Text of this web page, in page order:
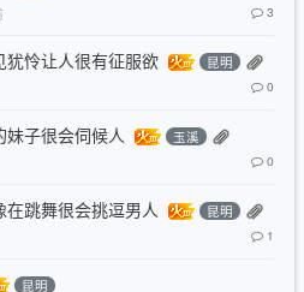
3
犹怜让人很有征服欲 昆明
0
妹子很会伺候人 玉溪
0
在跳舞很会挑逗男人 昆明
1
昆明